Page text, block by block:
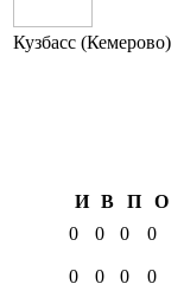
Кузбасс (Кемерово)
И В П
О
0 0 0 0
0 0 0 0